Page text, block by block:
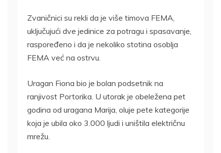
Zvaničnici su rekli da je više timova FEMA,
uključujući dve jedinice za potragu i spasavanje,
raspoređeno i da je nekoliko stotina osoblja
FEMA već na ostrvu.
Uragan Fiona bio je bolan podsetnik na
ranjivost Portorika. U utorak je obeležena pet
godina od uragana Marija, oluje pete kategorije
koja je ubila oko 3.000 ljudi i uništila električnu
mrežu.